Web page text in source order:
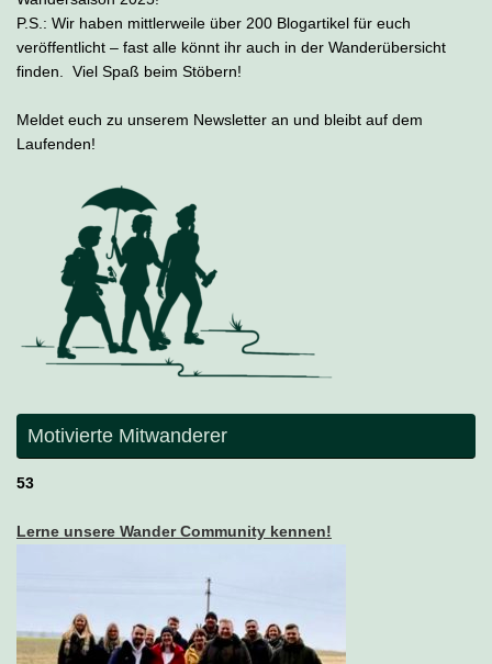
P.S.: Wir haben mittlerweile über 200 Blogartikel für euch
veröffentlicht – fast alle könnt ihr auch in der Wanderübersicht
finden. Viel Spaß beim Stöbern!
Meldet euch zu unserem Newsletter an und bleibt auf dem
Laufenden!
Motivierte Mitwanderer
53
Lerne unsere Wander Community kennen!